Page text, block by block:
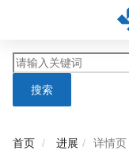
搜索
首页 进展 详情页